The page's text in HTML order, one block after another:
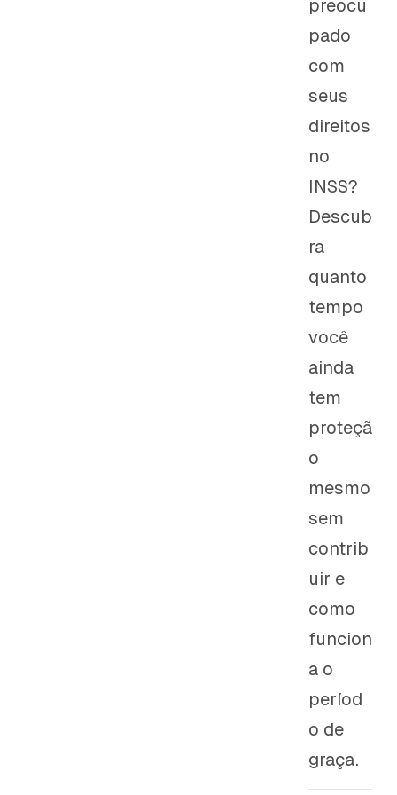
preocu
pado
com
seus
direitos
no
INSS?
Descub
ra
quanto
tempo
você
ainda
tem
proteçã
o
mesmo
sem
contrib
uir e
como
funcion
a o
períod
o de
graça.